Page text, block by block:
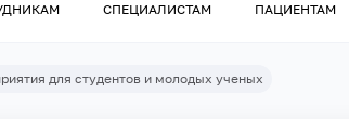
СПЕЦИАЛИСТАМ ПАЦИЕНТАМ
для студентов и молодых ученых